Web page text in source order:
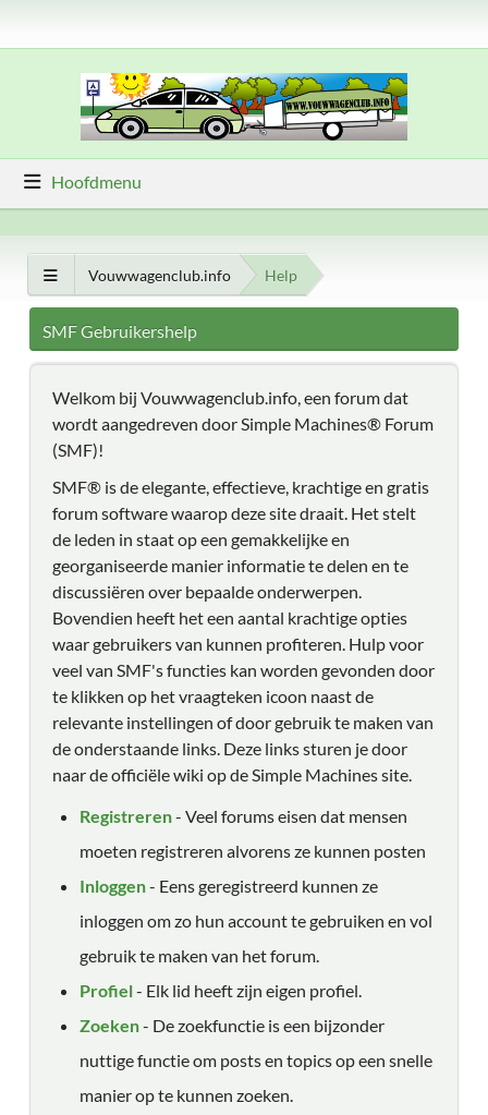
Hoofdmenu
Vouwwagenclub.info Help
SMF Gebruikershelp
Welkom bij Vouwwagenclub.info, een forum dat
wordt aangedreven door Simple Machines® Forum
(SMF)!
SMF® is de elegante, effectieve, krachtige en gratis
forum software waarop deze site draait. Het stelt
de leden in staat op een gemakkelijke en
georganiseerde manier informatie te delen en te
discussiëren over bepaalde onderwerpen.
Bovendien heeft het een aantal krachtige opties
waar gebruikers van kunnen profiteren. Hulp voor
veel van SMF's functies kan worden gevonden door
te klikken op het vraagteken icoon naast de
relevante instellingen of door gebruik te maken van
de onderstaande links. Deze links sturen je door
naar de officiële wiki op de Simple Machines site.
Registreren- Veel forums eisen dat mensen
moeten registreren alvorens ze kunnen posten
Inloggen- Eens geregistreerd kunnen ze
inloggen om zo hun account te gebruiken en vol
gebruik te maken van het forum.
Profiel- Elk lid heeft zijn eigen profiel.
Zoeken- De zoekfunctie is een bijzonder
nuttige functie om posts en topics op een snelle
manier op te kunnen zoeken.